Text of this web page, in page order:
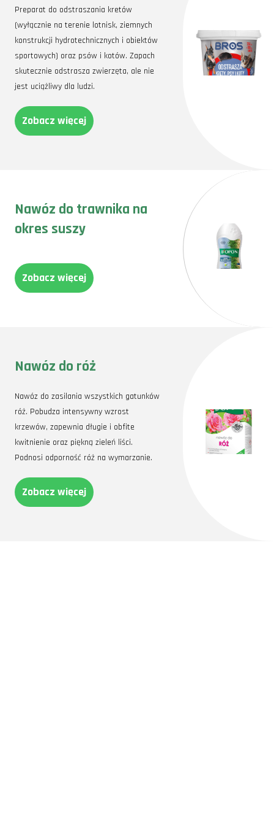
Preparat do odstraszania kretów
(wyłącznie na terenie lotnisk, ziemnych
konstrukcji hydrotechnicznych i obiektów
sportowych) oraz psów i kotów. Zapach
skutecznie odstrasza zwierzęta, ale nie
jest uciążliwy dla ludzi.
Zobacz więcej
Nawóz do trawnika na
okres suszy
Zobacz więcej
Nawóz do róż
Nawóz do zasilania wszystkich gatunków
róż. Pobudza intensywny wzrost
krzewów, zapewnia długie i obfite
kwitnienie oraz piękną zieleń liści.
Podnosi odporność róż na wymarzanie.
Zobacz więcej